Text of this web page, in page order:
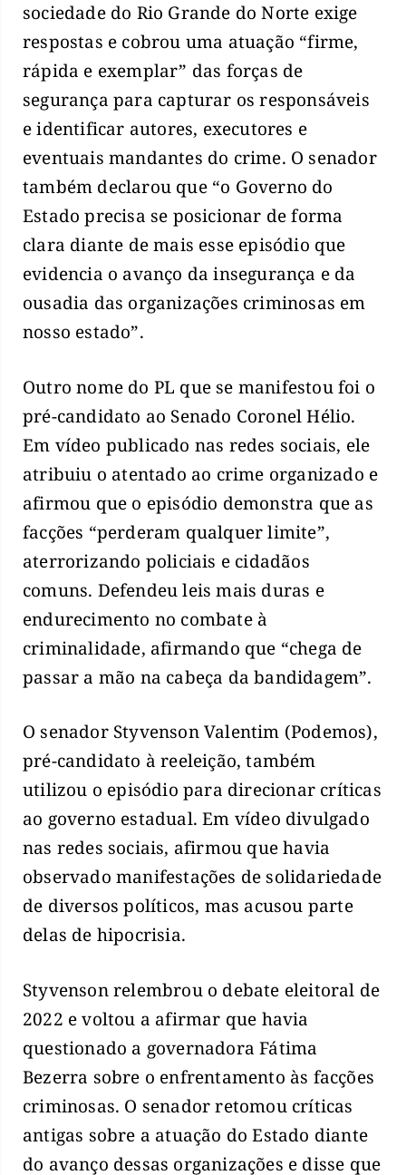
sociedade do Rio Grande do Norte exige
respostas e cobrou uma atuação “firme,
rápida e exemplar” das forças de
segurança para capturar os responsáveis
e identificar autores, executores e
eventuais mandantes do crime. O senador
também declarou que “o Governo do
Estado precisa se posicionar de forma
clara diante de mais esse episódio que
evidencia o avanço da insegurança e da
ousadia das organizações criminosas em
nosso estado”.
Outro nome do PL que se manifestou foi o
pré-candidato ao Senado Coronel Hélio.
Em vídeo publicado nas redes sociais, ele
atribuiu o atentado ao crime organizado e
afirmou que o episódio demonstra que as
facções “perderam qualquer limite”,
aterrorizando policiais e cidadãos
comuns. Defendeu leis mais duras e
endurecimento no combate à
criminalidade, afirmando que “chega de
passar a mão na cabeça da bandidagem”.
O senador Styvenson Valentim (Podemos),
pré-candidato à reeleição, também
utilizou o episódio para direcionar críticas
ao governo estadual. Em vídeo divulgado
nas redes sociais, afirmou que havia
observado manifestações de solidariedade
de diversos políticos, mas acusou parte
delas de hipocrisia.
Styvenson relembrou o debate eleitoral de
2022 e voltou a afirmar que havia
questionado a governadora Fátima
Bezerra sobre o enfrentamento às facções
criminosas. O senador retomou críticas
antigas sobre a atuação do Estado diante
do avanço dessas organizações e disse que